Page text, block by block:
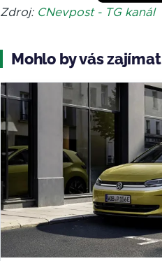
Zdroj: CNevpost - TG kanál
Mohlo by vás zajímat